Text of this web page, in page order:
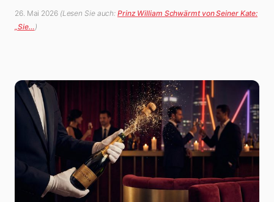
26. Mai 2026 (Lesen Sie auch:Prinz William Schwärmt von Seiner Kate:
„Sie…)